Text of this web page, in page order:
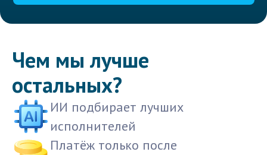
Чем мы лучше
остальных?
ИИ подбирает лучших
исполнителей
Платёж только после